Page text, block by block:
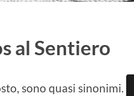
al Sentiero
sono quasi sinonimi.